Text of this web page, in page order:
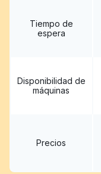
Tiempo de
espera
Disponibilidad de
máquinas
Precios